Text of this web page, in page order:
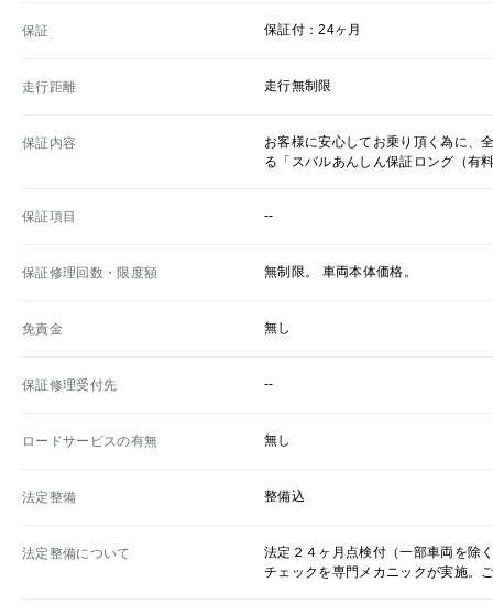
保証 保証付：24ヶ月
走行距離 走行無制限
保証内容
お客様に安心してお乗り頂く為に、
る「スバルあんしん保証ロング（有
保証項目 --
保証修理回数・限度額 無制限。 車両本体価格。
免責金 無し
保証修理受付先 --
ロードサービスの有無 無し
法定整備 整備込
法定整備について
法定２４ヶ月点検付（一部車両を除
チェックを専門メカニックが実施。